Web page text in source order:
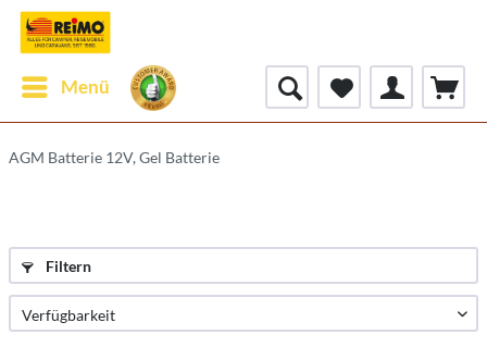
Menü
AGM Batterie 12V, Gel Batterie
Filtern